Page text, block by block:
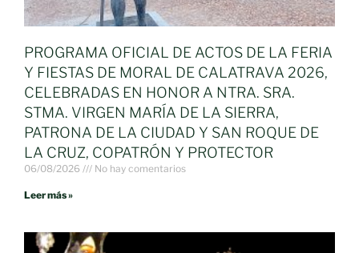
PROGRAMA OFICIAL DE ACTOS DE LA FERIA
Y FIESTAS DE MORAL DE CALATRAVA 2026,
CELEBRADAS EN HONOR A NTRA. SRA.
STMA. VIRGEN MARÍA DE LA SIERRA,
PATRONA DE LA CIUDAD Y SAN ROQUE DE
LA CRUZ, COPATRÓN Y PROTECTOR
06/08/2026 No hay comentarios
Leer más »